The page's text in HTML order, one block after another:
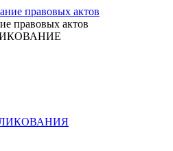
правовых актов